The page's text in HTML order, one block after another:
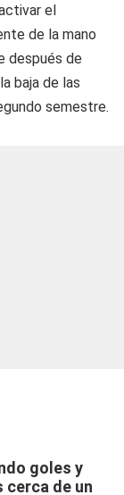
el
de la mano
después de
baja de las
semestre.
goles y
cerca de un